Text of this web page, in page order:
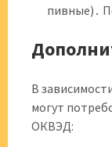
пивные)․
В
могут
ОКВЭД: